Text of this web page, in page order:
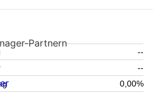
--
--
0,00%
Partnern